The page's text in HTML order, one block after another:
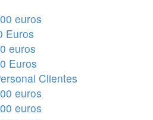
euros
Euros
euros
Euros
Clientes
euros
euros